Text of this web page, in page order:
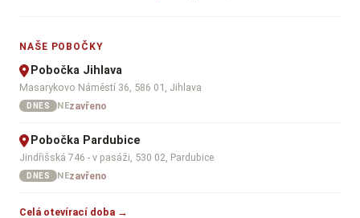
NAŠE POBOČKY
Pobočka Jihlava
Masarykovo Náměstí 36, 586 01, Jihlava
DNES NEzavřeno
Pobočka Pardubice
Jindřišská 746 - v pasáži, 530 02, Pardubice
DNES NEzavřeno
Celá otevírací doba →